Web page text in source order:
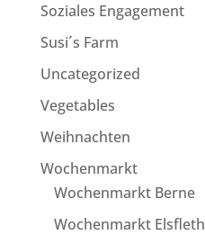
Soziales Engagement
Susi´s Farm
Uncategorized
Vegetables
Weihnachten
Wochenmarkt
Wochenmarkt Berne
Wochenmarkt Elsfleth